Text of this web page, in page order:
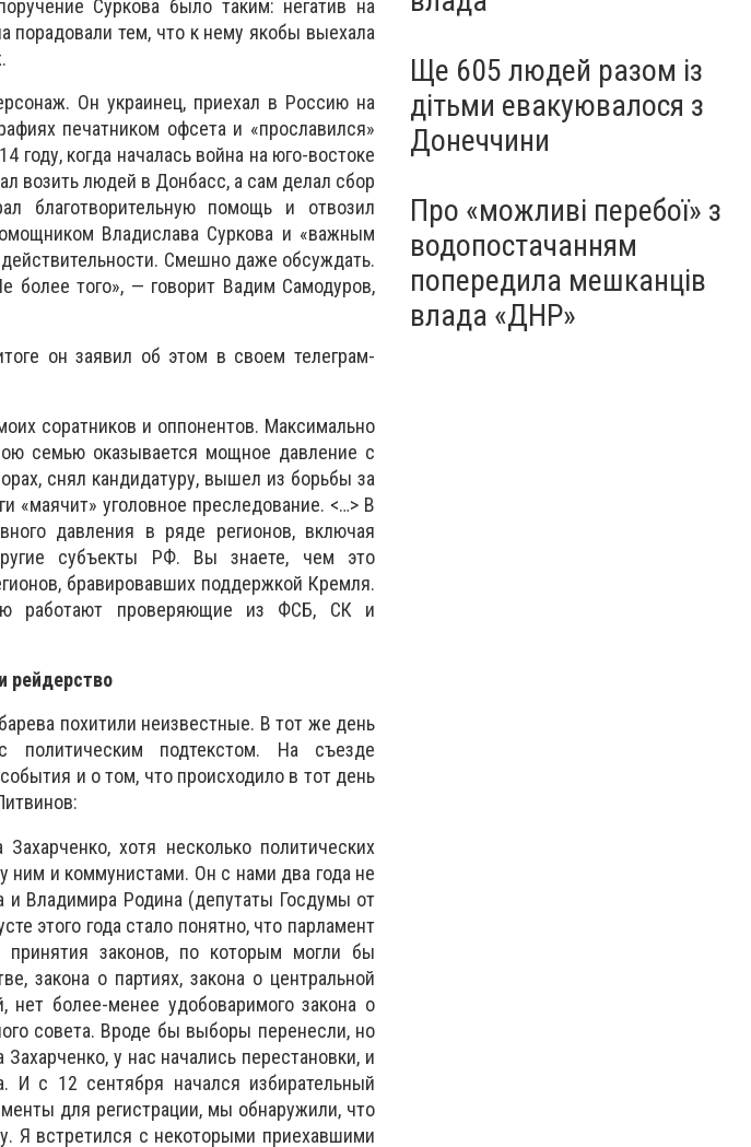
Суркова было таким: негатив на
порадовали тем, что к нему якобы выехала
Он украинец, приехал в Россию на
печатником офсета и «прославился»
году, когда началась война на юго-востоке
возить людей в Донбасс, а сам делал сбор
благотворительную помощь и отвозил
Владислава Суркова и «важным
Смешно даже обсуждать.
более того», — говорит Вадим Самодуров,
он заявил об этом в своем телеграм-
соратников и оппонентов. Максимально
семью оказывается мощное давление с
снял кандидатуру, вышел из борьбы за
«маячит» уголовное преследование. <…> В
давления в ряде регионов, включая
субъекты РФ. Вы знаете, чем это
бравировавших поддержкой Кремля.
работают проверяющие из ФСБ, СК и
рейдерство
похитили неизвестные. В тот же день
подтекстом. На съезде
и о том, что происходило в тот день
хотя несколько политических
ним и коммунистами. Он с нами два года не
и Владимира Родина (депутаты Госдумы от
этого года стало понятно, что парламент
законов, по которым могли бы
закона о партиях, закона о центральной
нет более-менее удобоваримого закона о
совета. Вроде бы выборы перенесли, но
у нас начались перестановки, и
И с 12 сен­тяб­ря начался избирательный
для регистрации, мы обнаружили, что
Я встретился с некоторыми приехавшими
Ще 605 людей разом із
дітьми евакуювалося з
Донеччини
Про «можливі перебої» з
водопостачанням
попередила мешканців
влада «ДНР»